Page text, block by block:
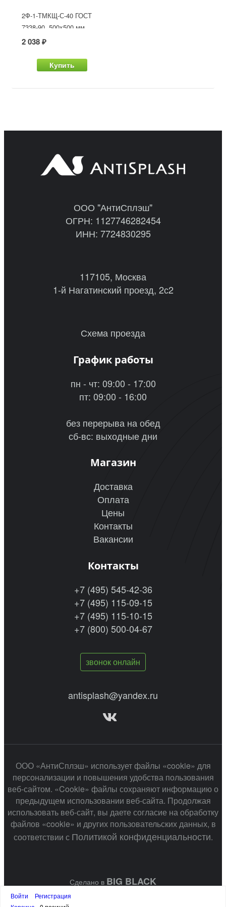
2Ф-1-ТМКЩ-С-40 ГОСТ
7338-90, 500x500 мм
2 038 ₽
Купить
ООО "АнтиСплэш"
ОГРН: 1127746282454
ИНН: 7724830295
117105, Москва
1-й Нагатинский проезд, 2с2
Схема проезда
График работы
пн - чт: 09:00 - 17:00
пт: 09:00 - 16:00
без перерыва на обед
сб-вс: выходные дни
Магазин
Доставка
Оплата
Цены
Контакты
Вакансии
Контакты
+7 (495) 545-42-36
+7 (495) 115-09-15
+7 (495) 115-10-15
+7 (800) 500-04-67
звонок онлайн
antisplash@yandex.ru
ООО «АнтиСплэш» использует файлы «cookie» для
персонализации и повышения удобства пользования
веб-сайтом. «Cookie» файлы сохраняют информацию о
предыдущем использовании веб-сайта. Продолжая
использовать веб-сайт, вы даете согласие на обработку
файлов «cookie» и других пользовательских данных, в
соответствии с Политикой конфиденциальности.
Сделано в BIG BLACK
Войти
Регистрация